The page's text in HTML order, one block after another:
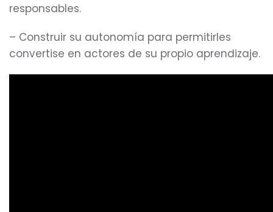
responsables.
– Construir su autonomía para permitirles
convertise en actores de su propio aprendizaje.